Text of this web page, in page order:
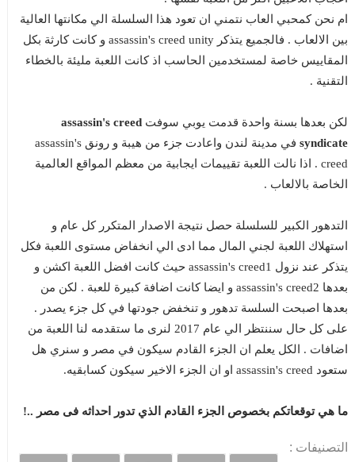
ام نحن كمحبي العاب نتمني ان تعود هذا السلسلة الي مكانتها العالية
بين الالعاب . فالجميع يتذكر assassin's creed unity و كانت كارثة بكل
المقاييس خاصة لمستخدمين الحاسب اذ كانت اللعبة مليئة بالخطاء
التقنية .
لكن بعدها بسنة واحدة قدمت يوبي سوفت assassin's creed
syndicate
في مدينة لندن واعادت جزء من هيبة و رونق assassin's
creed . اذا نالت اللعبة تقييمات ايجابية من معظم المواقع العالمية
الخاصة بالالعاب .
التدهور الكبير للسلسلة حصل نتيجة الاصدار المتكرر كل عام و
استهلاك اللعبة لجني المال مما ادى الي انخفاض مستوى اللعبة فكل
يتذكر عند نزول assassin's creed1 حيث كانت افضل اللعبة اكشن و
بعدها assassin's creed2 و ايضا كانت اضافة كبيرة للعبة . لكن من
بعدها اصبحت السلسة تدهور و تنخفض جودتها في كل جزء يصدر .
على كل حال سننتظر الي عام 2017 لنرى ما ستقدمه لنا اللعبة من
اضافات . الكل يعلم ان الجزء القادم سيكون في مصر و سنري هل
ستعود assassin's creed او ان الجزء الاخير سيكون كسابقيه.
ما هي توقعاتكم بخصوص الجزء القادم الذي تدور احداثه فى مصر ..!
التصنيفات :